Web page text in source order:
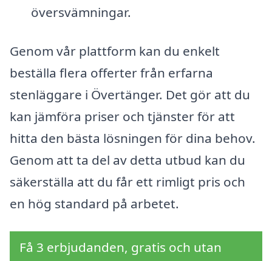
översvämningar.
Genom vår plattform kan du enkelt
beställa flera offerter från erfarna
stenläggare i Övertänger. Det gör att du
kan jämföra priser och tjänster för att
hitta den bästa lösningen för dina behov.
Genom att ta del av detta utbud kan du
säkerställa att du får ett rimligt pris och
en hög standard på arbetet.
Få 3 erbjudanden, gratis och utan